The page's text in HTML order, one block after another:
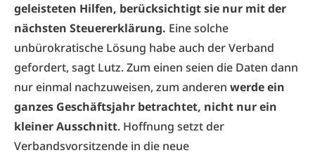
geleisteten Hilfen, berücksichtigt sie nur mit der
nächsten Steuererklärung. Eine solche
unbürokratische Lösung habe auch der Verband
gefordert, sagt Lutz. Zum einen seien die Daten dann
nur einmal nachzuweisen, zum anderen werde ein
ganzes Geschäftsjahr betrachtet, nicht nur ein
kleiner Ausschnitt. Hoffnung setzt der
Verbandsvorsitzende in die neue